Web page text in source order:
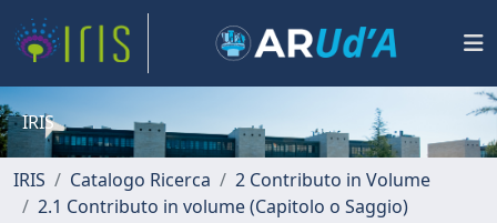
IRIS
IRIS Catalogo Ricerca
2 Contributo in Volume
2.1 Contributo in volume (Capitolo o Saggio)